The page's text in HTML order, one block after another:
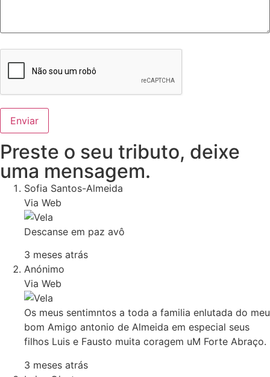
Preste o seu tributo, deixe
uma mensagem.
Sofia Santos-Almeida
Via Web
Descanse em paz avô
3 meses atrás
Anónimo
Via Web
Os meus sentimntos a toda a familia enlutada do meu
bom Amigo antonio de Almeida em especial seus
filhos Luis e Fausto muita coragem uM Forte Abraço.
3 meses atrás